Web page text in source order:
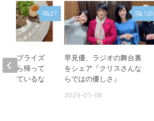
120
早見優、ラジオの舞台裏
をシェア『クリスさんな
らではの優しさ』
2023-01-06
27
のサプライズ
事から帰って
できているな